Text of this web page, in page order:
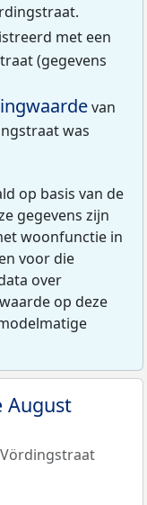
met een
(gegevens
van
was
op basis van de
gegevens zijn
woonfunctie in
voor die
over
op deze
August